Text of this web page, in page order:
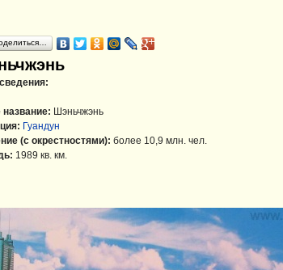
название: Шэньчжэнь
Гуандун
(с окрестностями): более 10,9 млн. чел.
1989 кв. км.